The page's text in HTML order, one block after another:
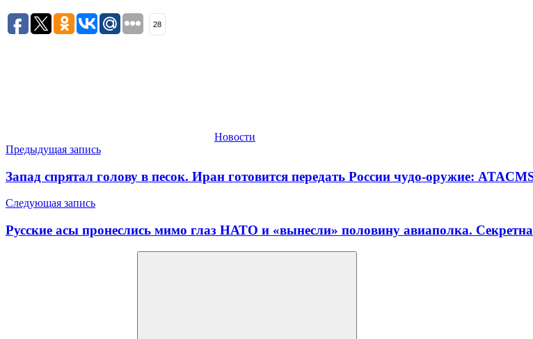
28
Новости
Навигация
по
записям
Предыдущая запись
Запад спрятал голову в песок. Иран готовится передать России чудо-оружие:
Следующая запись
Русские асы пронеслись мимо глаз НАТО и «вынесли» половину авиаполка.